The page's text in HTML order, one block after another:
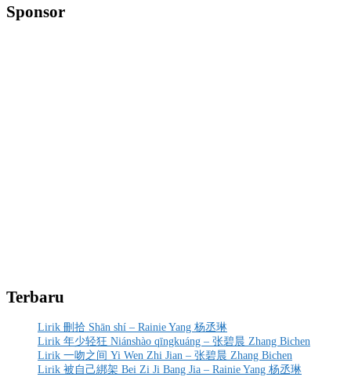
Sponsor
Terbaru
Lirik 刪拾 Shān shí – Rainie Yang 杨丞琳
Lirik 年少轻狂 Niánshào qīngkuáng – 张碧晨 Zhang Bichen
Lirik 一吻之间 Yi Wen Zhi Jian – 张碧晨 Zhang Bichen
Lirik 被自己綁架 Bei Zi Ji Bang Jia – Rainie Yang 杨丞琳